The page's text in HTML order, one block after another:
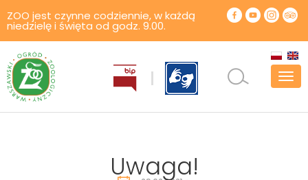
ZOO jest czynne codziennie, w każdą
niedzielę i święta od godz. 9.00.
Uwaga!